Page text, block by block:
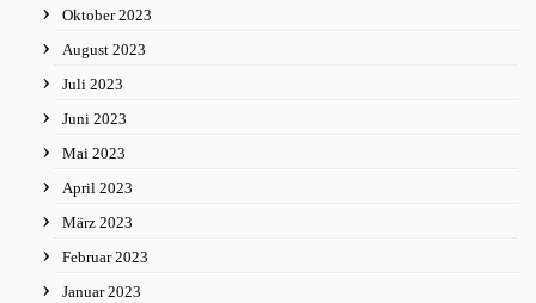
Oktober 2023
August 2023
Juli 2023
Juni 2023
Mai 2023
April 2023
März 2023
Februar 2023
Januar 2023